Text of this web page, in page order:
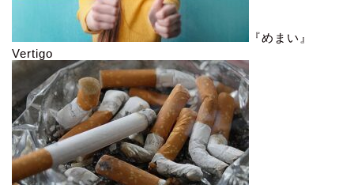
『めまい』
Vertigo